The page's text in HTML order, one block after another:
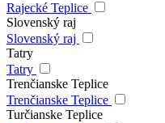
Rajecké Teplice
Slovenský raj
Slovenský raj
Tatry
Tatry
Trenčianske Teplice
Trenčianske Teplice
Turčianske Teplice